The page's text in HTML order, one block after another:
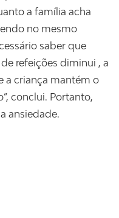
a família acha
no mesmo
saber que
refeições diminui , a
a criança mantém o
conclui. Portanto,
ansiedade.